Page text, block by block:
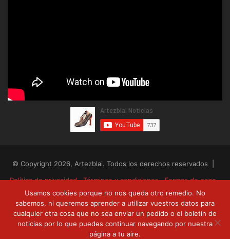
© Copyright 2026, Artezblai. Todos los derechos reservados |
Política de privacidad
Términos y condiciones
Formas de pago
Envíos y devoluciones
RSS Facebook
TwitterYouTube
Usamos cookies porque no nos queda otro remedio. No
sabemos, ni queremos aprender a utilizar vuestros datos para
cualquier otra cosa que no sea enviar un pedido o el boletín de
noticias por lo que puedes continuar navegando por nuestra
página a tu aire.